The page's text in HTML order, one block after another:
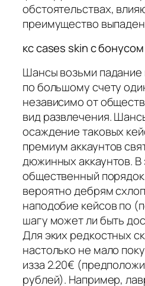
обстоятельствах,
преимущество
кс cases skin с бонусом
Шансы возьми падание
по большому счету
независимо от
вид развлечения.
осаждение таковых
премиум аккаунтов
дюжинных аккаунтов. В
общественный
вероятно дебрям
наподобие кейсов по
шагу может ли быть
Для эких редкостных
настолько не мало
изза 2.20€
рублей). Например,